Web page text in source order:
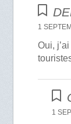
1
Oui,
1